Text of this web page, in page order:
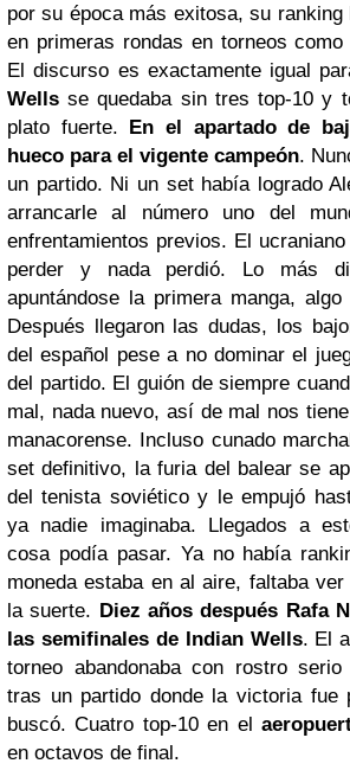
por su época más exitosa, su
en primeras rondas en torneos
El discurso es exactamente igual
Wells se quedaba sin tres top-10 y
plato fuerte. En el apartado de
hueco para el vigente campeón.
un partido. Ni un set había logrado
arrancarle al número uno del
enfrentamientos previos. El
perder y nada perdió. Lo más
apuntándose la primera manga,
Después llegaron las dudas, los
del español pese a no dominar el
del partido. El guión de siempre
mal, nada nuevo, así de mal nos
manacorense. Incluso cunado
set definitivo, la furia del balear se
del tenista soviético y le empujó
ya nadie imaginaba. Llegados a
cosa podía pasar. Ya no había
moneda estaba en al aire, faltaba
la suerte. Diez años después Rafa
las semifinales de Indian Wells. El
torneo abandonaba con rostro
tras un partido donde la victoria fue
buscó. Cuatro top-10 en el
en octavos de final.